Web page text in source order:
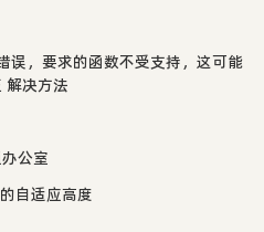
误，要求的函数不受支持，这可能
解决方法
公室
自适应高度